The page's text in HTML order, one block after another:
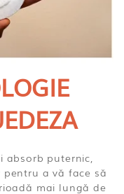
absorb puternic,
a vă face să
mai lungă de